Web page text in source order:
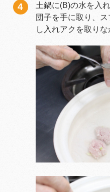
土鍋に(B)の水を入
団子を手に取り、
し入れアクを取りな